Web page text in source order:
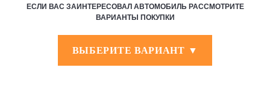
ЕСЛИ ВАС ЗАИНТЕРЕСОВАЛ АВТОМОБИЛЬ РАССМОТРИТЕ
ВАРИАНТЫ ПОКУПКИ
ВЫБЕРИТЕ ВАРИАНТ ▼